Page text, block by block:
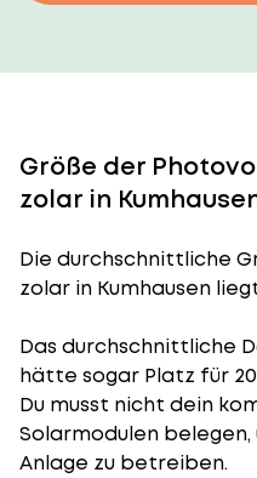
Größe der
zolar in
Die durchschnittliche
zolar in Kumhausen
Das durchschnittliche
hätte sogar Platz für
Du musst nicht dein
Solarmodulen
Anlage zu betreiben.